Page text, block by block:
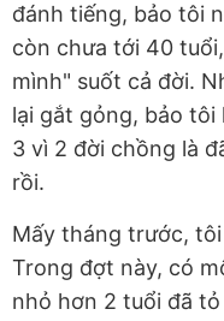
đánh tiếng, bảo tôi
còn chưa tới 40
mình" suốt cả đời.
lại gắt gỏng, bảo
3 vì 2 đời chồng là
rồi.
Mấy tháng trước,
Trong đợt này, có
nhỏ hơn 2 tuổi đã